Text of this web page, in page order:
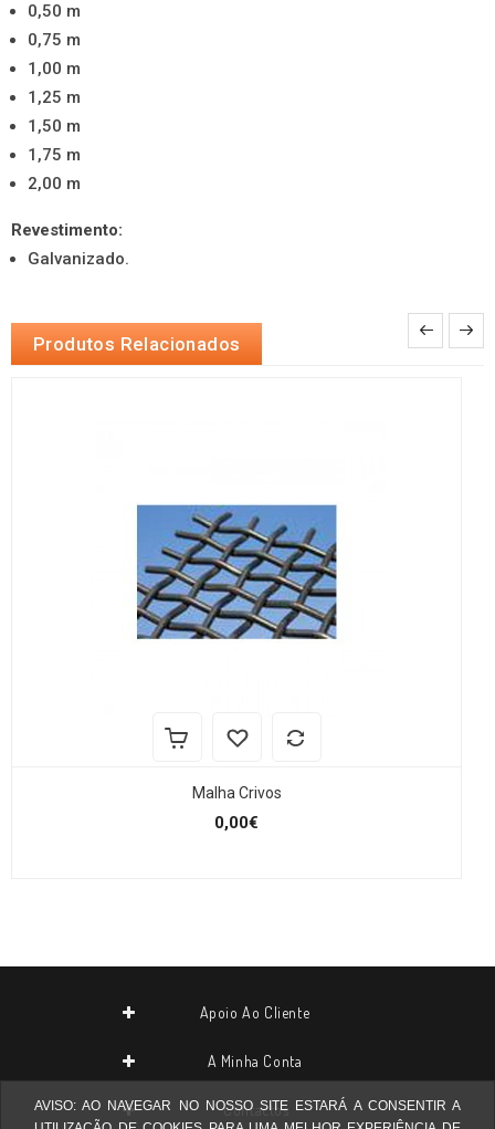
0,50 m
0,75 m
1,00 m
1,25 m
1,50 m
1,75 m
2,00 m
Revestimento:
Galvanizado.
Produtos Relacionados
Malha Crivos
0,00€
AVISO: AO NAVEGAR NO NOSSO SITE ESTARÁ A CONSENTIR A
Apoio Ao Cliente
A Minha Conta
Contactos